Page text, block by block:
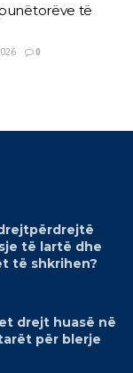
të
0
të lartë dhe
të shkrihen?
drejt huasë në
për blerje